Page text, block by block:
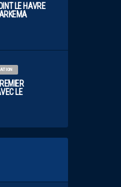
LE HAVRE
LE